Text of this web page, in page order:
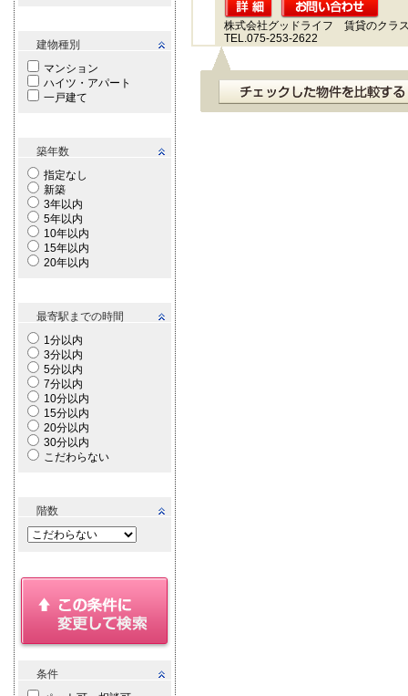
建物種別
マンション
ハイツ・アパート
一戸建て
築年数
指定なし
新築
3年以内
5年以内
10年以内
15年以内
20年以内
最寄駅までの時間
1分以内
3分以内
5分以内
7分以内
10分以内
15分以内
20分以内
30分以内
こだわらない
階数
条件
株式会社グッドライフ 賃貸のクラ
TEL.075-253-2622